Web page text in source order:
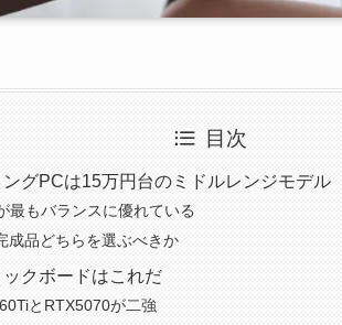
目次
グPCは15万円台のミドルレンジモデル
最もバランスに優れている
成品どちらを選ぶべきか
クボードはこれだ
とRTX5070が二強